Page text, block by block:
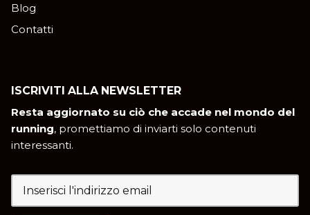
Blog
Contatti
ISCRIVITI ALLA NEWSLETTER
Resta aggiornato su ciò che accade nel mondo del
running, promettiamo di inviarti solo contenuti
interessanti.